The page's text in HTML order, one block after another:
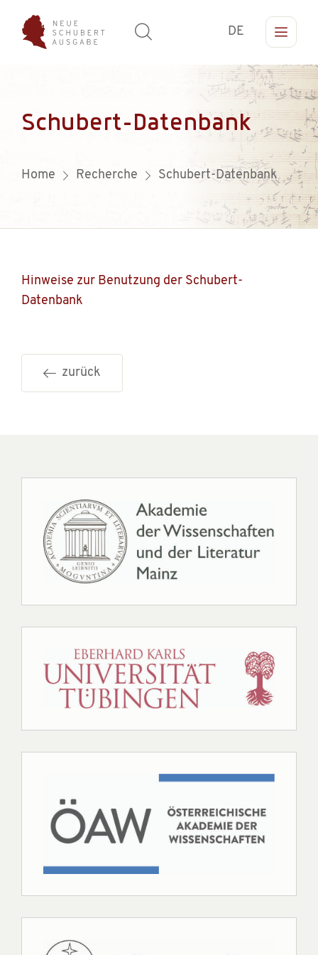
DE
Schubert-Datenbank
Home Recherche Schubert-Datenbank
Hinweise zur Benutzung der Schubert-
Datenbank
zurück